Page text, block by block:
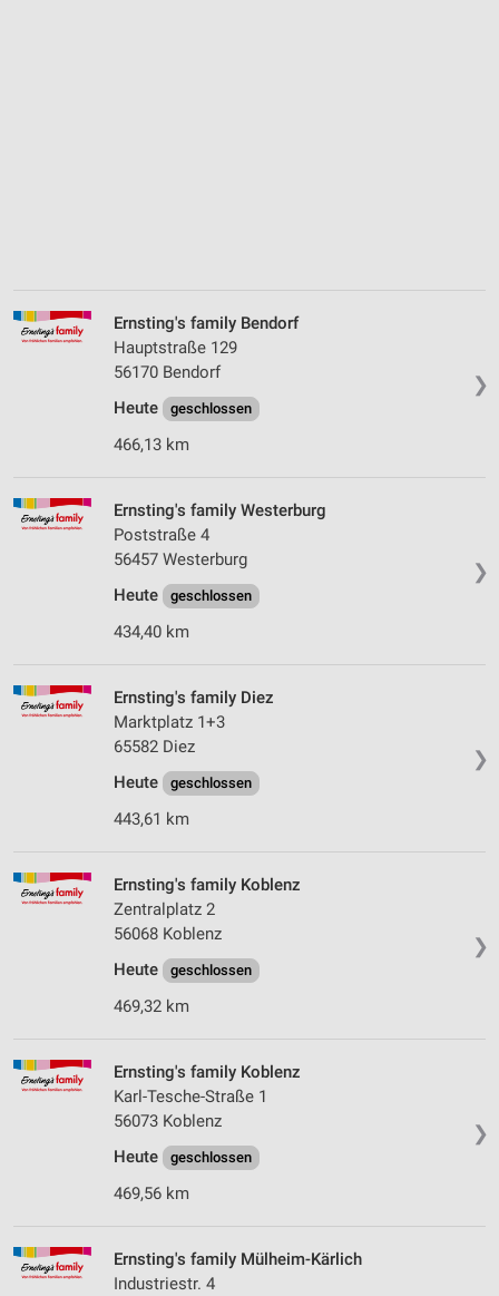
❯
Ernsting's family Bendorf
Hauptstraße 129
56170 Bendorf
Heute
geschlossen
466,13 km
❯
Ernsting's family Westerburg
Poststraße 4
56457 Westerburg
Heute
geschlossen
434,40 km
❯
Ernsting's family Diez
Marktplatz 1+3
65582 Diez
Heute
geschlossen
443,61 km
❯
Ernsting's family Koblenz
Zentralplatz 2
56068 Koblenz
Heute
geschlossen
469,32 km
❯
Ernsting's family Koblenz
Karl-Tesche-Straße 1
56073 Koblenz
Heute
geschlossen
469,56 km
Ernsting's family Mülheim-Kärlich
Industriestr. 4